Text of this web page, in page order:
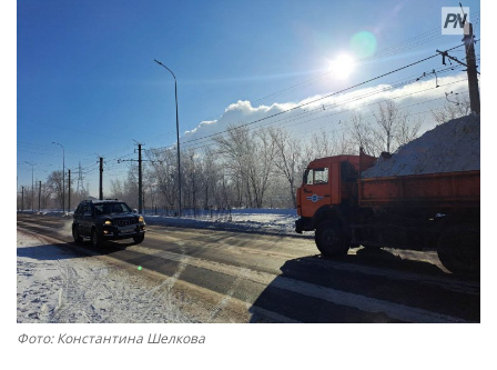
СПОРТ
Чек-лист
РАЗВЛЕЧЕНИЯ
OFFICIAL
Фото: Константина Шелкова